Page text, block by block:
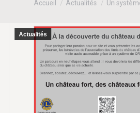
Accueil Actualités Un
Actualités